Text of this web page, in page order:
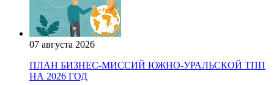
07 августа 2026
ПЛАН БИЗНЕС-МИССИЙ ЮЖНО-УРАЛЬСКОЙ ТПП
НА 2026 ГОД